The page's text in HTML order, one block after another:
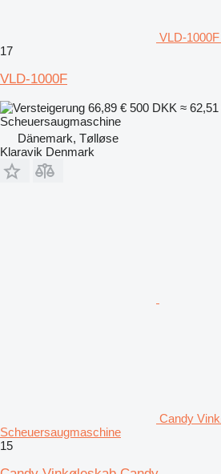
VLD-
17
VLD-1000F
66,89 € 500 DKK ≈
Scheuersaugmaschine
Dänemark, Tølløse
Klaravik Denmark
Candy
Scheuersaugmaschine
15